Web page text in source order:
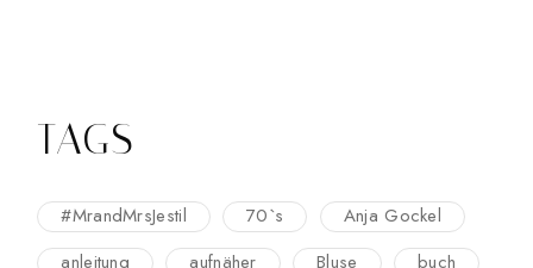
TAGS
#MrandMrsJestil 70`s
Anja Gockel
anleitung
aufnäher Bluse
buch